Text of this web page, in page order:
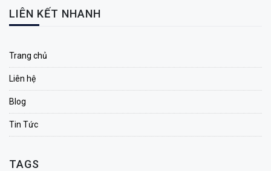
LIÊN KẾT NHANH
Trang chủ
Liên hệ
Blog
Tin Tức
TAGS